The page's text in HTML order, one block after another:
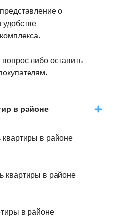
о
удобстве
либо оставить
в районе
в районе
квартиры в районе
в районе